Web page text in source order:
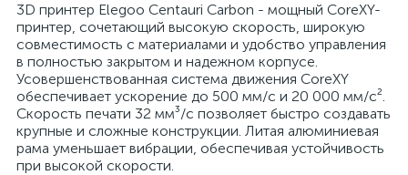
3D принтер Elegoo Centauri Carbon - мощный CoreXY-
принтер, сочетающий высокую скорость, широкую
совместимость с материалами и удобство управления
в полностью закрытом и надежном корпусе.
Усовершенствованная система движения CoreXY
обеспечивает ускорение до 500 мм/с и 20 000 мм/с².
Скорость печати 32 мм³/с позволяет быстро создавать
крупные и сложные конструкции. Литая алюминиевая
рама уменьшает вибрации, обеспечивая устойчивость
при высокой скорости.